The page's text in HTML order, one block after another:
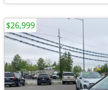
$26,999